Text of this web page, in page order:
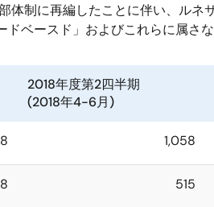
制に再編したことに伴い、ル
ベースド」およびこれらに属さ
2018年度第2四半期
(2018年4-6月)
1,058
515